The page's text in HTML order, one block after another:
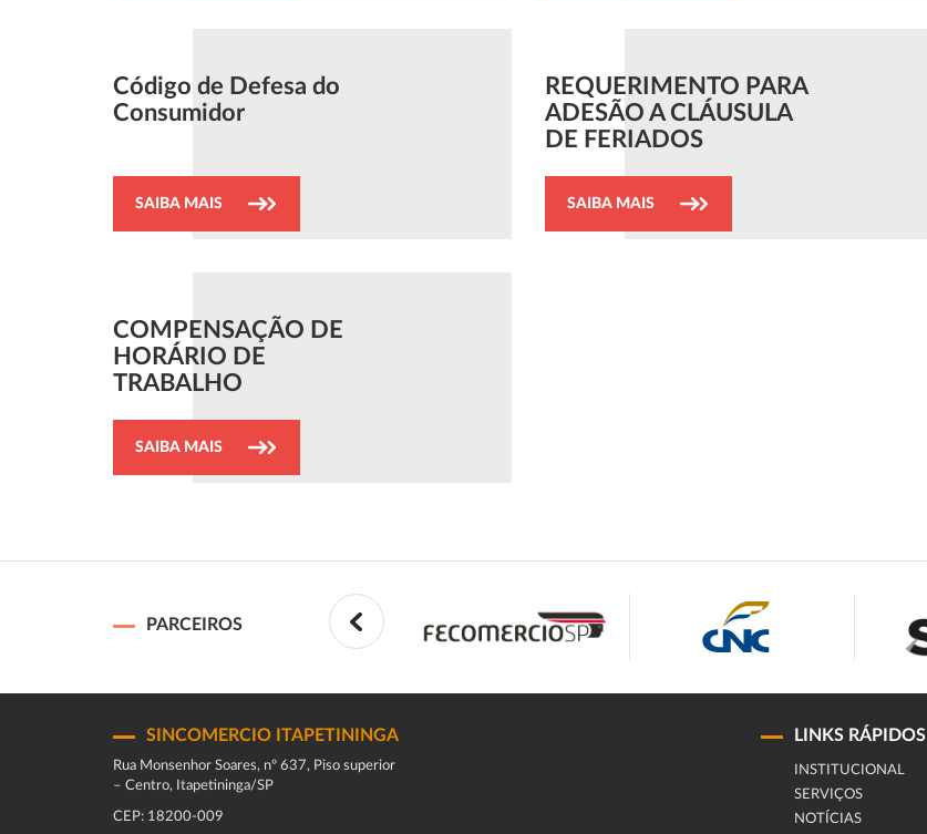
Código de Defesa do
Consumidor
SAIBA MAIS
REQUERIMENTO PARA
ADESÃO A CLÁUSULA
DE FERIADOS
SAIBA MAIS
COMPENSAÇÃO DE
HORÁRIO DE
TRABALHO
SAIBA MAIS
PARCEIROS
SINCOMERCIO ITAPETININGA
Rua Monsenhor Soares, nº 637, Piso superior
– Centro, Itapetininga/SP
CEP: 18200-009
LINKS RÁPIDOS
INSTITUCIONAL
SERVIÇOS
NOTÍCIAS